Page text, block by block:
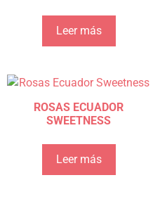
Leer más
ROSAS ECUADOR
SWEETNESS
Leer más